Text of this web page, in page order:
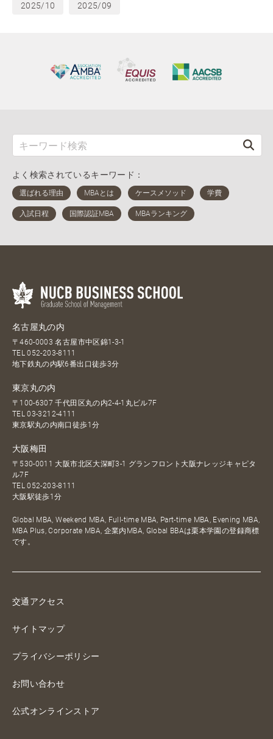
2025/10 2025/09
よく検索されているキーワード：
名古屋丸の内
〒460-0003 名古屋市中区錦1-3-1
TEL052-203-8111
地下鉄丸の内駅6番出口徒歩3分
東京丸の内
〒100-6307 千代田区丸の内2-4-1丸ビル7F
TEL03-3212-4111
東京駅丸の内南口徒歩1分
大阪梅田
〒530-0011 大阪市北区大深町3-1 グランフロント大阪ナレッジキャピタ
ル7F
TEL052-203-8111
大阪駅徒歩1分
Global MBA, Weekend MBA, Full-time MBA, Part-time MBA, Evening MBA,
MBA Plus, Corporate MBA, 企業内MBA, Global BBAは栗本学園の登録商標
です。
交通アクセス
サイトマップ
プライバシーポリシー
お問い合わせ
公式オンラインストア